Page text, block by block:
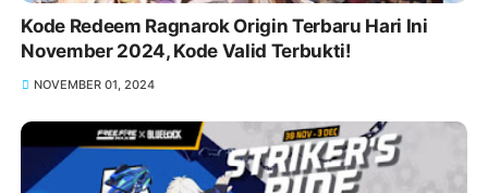
Kode Redeem Ragnarok Origin Terbaru Hari Ini
November 2024, Kode Valid Terbukti!
NOVEMBER 01, 2024